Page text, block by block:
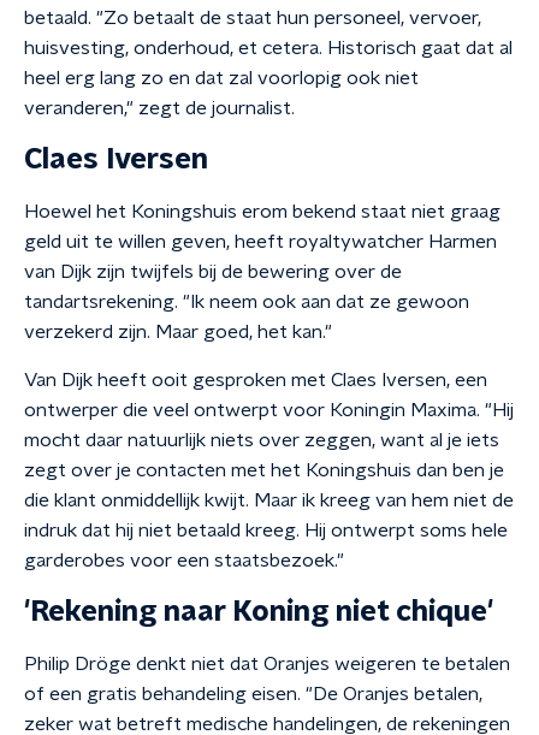
betaald. "Zo betaalt de staat hun personeel, vervoer,
huisvesting, onderhoud, et cetera. Historisch gaat dat al
heel erg lang zo en dat zal voorlopig ook niet
veranderen," zegt de journalist.
Claes Iversen
Hoewel het Koningshuis erom bekend staat niet graag
geld uit te willen geven, heeft royaltywatcher Harmen
van Dijk zijn twijfels bij de bewering over de
tandartsrekening. "Ik neem ook aan dat ze gewoon
verzekerd zijn. Maar goed, het kan."
Van Dijk heeft ooit gesproken met Claes Iversen, een
ontwerper die veel ontwerpt voor Koningin Maxima. "Hij
mocht daar natuurlijk niets over zeggen, want al je iets
zegt over je contacten met het Koningshuis dan ben je
die klant onmiddellijk kwijt. Maar ik kreeg van hem niet de
indruk dat hij niet betaald kreeg. Hij ontwerpt soms hele
garderobes voor een staatsbezoek."
'Rekening naar Koning niet chique'
Philip Dröge denkt niet dat Oranjes weigeren te betalen
of een gratis behandeling eisen. "De Oranjes betalen,
zeker wat betreft medische handelingen, de rekeningen